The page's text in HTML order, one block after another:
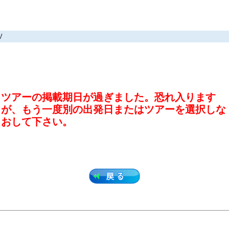
/
ツアーの掲載期日が過ぎました。恐れ入ります
が、もう一度別の出発日またはツアーを選択しな
おして下さい。